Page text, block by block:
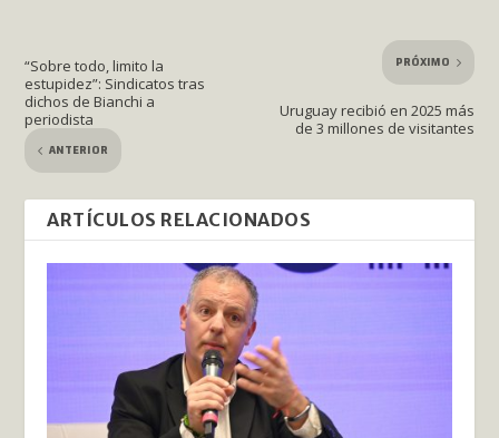
“Sobre todo, limito la
estupidez”: Sindicatos tras
dichos de Bianchi a
periodista
ANTERIOR
PRÓXIMO
Uruguay recibió en 2025 más
de 3 millones de visitantes
ARTÍCULOS RELACIONADOS